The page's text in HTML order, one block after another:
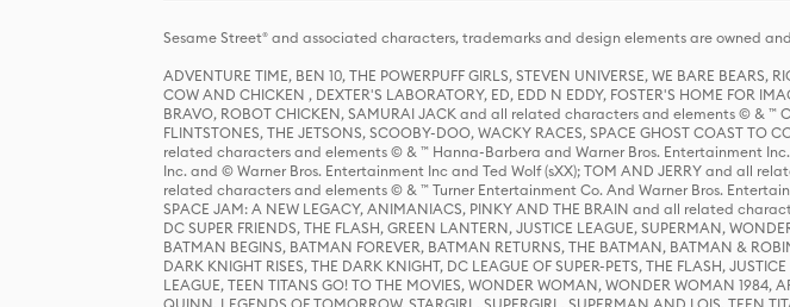
Sesame Street® and associated characters, trademarks and design elements are owned
ADVENTURE TIME, BEN 10, THE POWERPUFF GIRLS, STEVEN UNIVERSE, WE BARE
COW AND CHICKEN , DEXTER'S LABORATORY, ED, EDD N EDDY, FOSTER'S HOME FOR
BRAVO, ROBOT CHICKEN, SAMURAI JACK and all related characters and elements © & ™
FLINTSTONES, THE JETSONS, SCOOBY-DOO, WACKY RACES, SPACE GHOST COAST
related characters and elements © & ™ Hanna-Barbera and Warner Bros. Entertainment
Inc. and © Warner Bros. Entertainment Inc and Ted Wolf (sXX); TOM AND JERRY and all
related characters and elements © & ™ Turner Entertainment Co. And Warner Bros.
SPACE JAM: A NEW LEGACY, ANIMANIACS, PINKY AND THE BRAIN and all related
DC SUPER FRIENDS, THE FLASH, GREEN LANTERN, JUSTICE LEAGUE, SUPERMAN,
BATMAN BEGINS, BATMAN FOREVER, BATMAN RETURNS, THE BATMAN, BATMAN &
DARK KNIGHT RISES, THE DARK KNIGHT, DC LEAGUE OF SUPER-PETS, THE FLASH,
LEAGUE, TEEN TITANS GO! TO THE MOVIES, WONDER WOMAN, WONDER WOMAN